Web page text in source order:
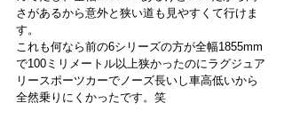
さがあるから意外と狭い道も見やすくて行けま
す。
これも何なら前の6シリーズの方が全幅1855mm
で100ミリメートル以上狭かったのにラグジュア
リースポーツカーでノーズ長いし車高低いから
全然乗りにくかったです。笑